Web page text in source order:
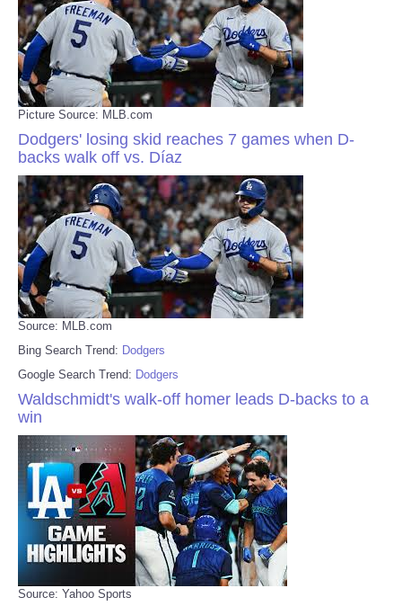
Picture Source: MLB.com
Dodgers' losing skid reaches 7 games when D-
backs walk off vs. Díaz
Source: MLB.com
Bing Search Trend: Dodgers
Google Search Trend: Dodgers
Waldschmidt's walk-off homer leads D-backs to a
win
Source: Yahoo Sports